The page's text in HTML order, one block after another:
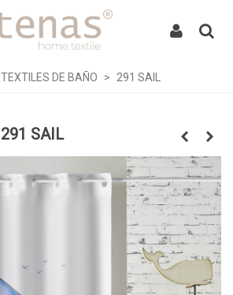
TEXTILES DE BAÑO > 291 SAIL
291 SAIL